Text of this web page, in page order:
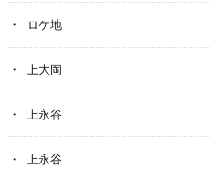
ロケ地
上大岡
上永谷
上永谷